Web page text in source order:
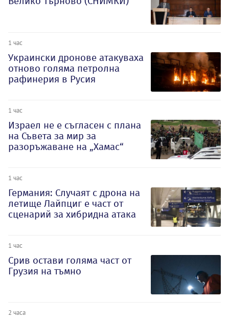
1 час
Украински дронове атакуваха
отново голяма петролна
рафинерия в Русия
1 час
Израел не е съгласен с плана
на Съвета за мир за
разоръжаване на „Хамас“
1 час
Германия: Случаят с дрона на
летище Лайпциг е част от
сценарий за хибридна атака
1 час
Срив остави голяма част от
Грузия на тъмно
2 часа